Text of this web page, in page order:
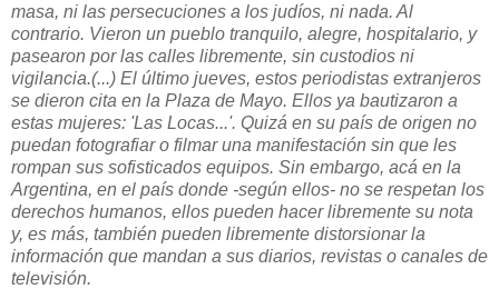
masa, ni las persecuciones a los judíos, ni nada. Al
contrario. Vieron un pueblo tranquilo, alegre, hospitalario, y
pasearon por las calles libremente, sin custodios ni
vigilancia.(...) El último jueves, estos periodistas extranjeros
se dieron cita en la Plaza de Mayo. Ellos ya bautizaron a
estas mujeres: 'Las Locas...'. Quizá en su país de origen no
puedan fotografiar o filmar una manifestación sin que les
rompan sus sofisticados equipos. Sin embargo, acá en la
Argentina, en el país donde -según ellos- no se respetan los
derechos humanos, ellos pueden hacer libremente su nota
y, es más, también pueden libremente distorsionar la
información que mandan a sus diarios, revistas o canales de
televisión.